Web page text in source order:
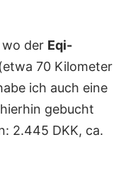
wo der Eqi-
70 Kilometer
ich auch eine
gebucht
2.445 DKK, ca.